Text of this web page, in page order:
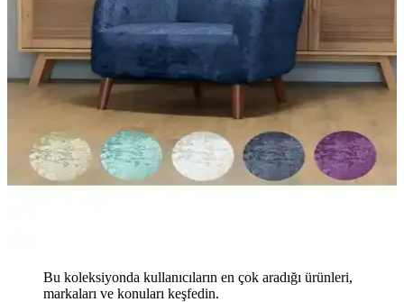
Bu koleksiyonda kullanıcıların en çok aradığı ürünleri,
markaları ve konuları keşfedin.